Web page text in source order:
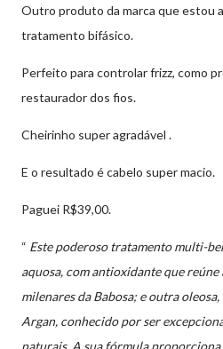
Outro produto da marca que estou
tratamento bifásico.
Perfeito para controlar frizz, como
restaurador dos fios.
Cheirinho super agradável .
E o resultado é cabelo super macio.
Paguei R$39,00.
“ Este poderoso tratamento multi-
aquosa, com antioxidante que
milenares da Babosa; e outra
Argan, conhecido por ser
naturais. A sua fórmula proporciona